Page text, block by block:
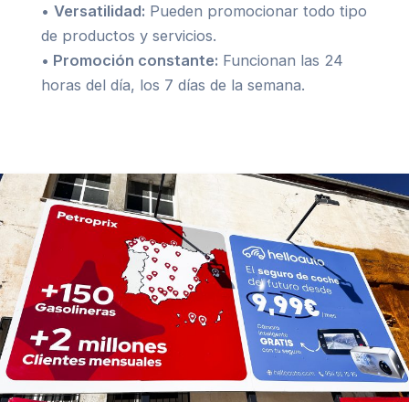
• Versatilidad: Pueden promocionar todo tipo
de productos y servicios.
• Promoción constante: Funcionan las 24
horas del día, los 7 días de la semana.